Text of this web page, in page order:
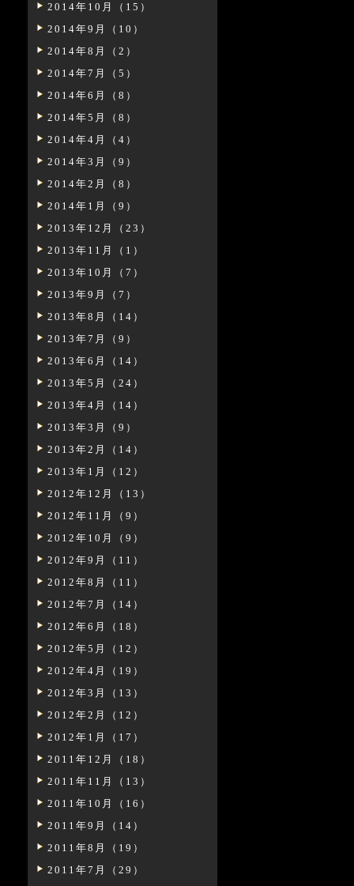
2014年10月（15）
2014年9月（10）
2014年8月（2）
2014年7月（5）
2014年6月（8）
2014年5月（8）
2014年4月（4）
2014年3月（9）
2014年2月（8）
2014年1月（9）
2013年12月（23）
2013年11月（1）
2013年10月（7）
2013年9月（7）
2013年8月（14）
2013年7月（9）
2013年6月（14）
2013年5月（24）
2013年4月（14）
2013年3月（9）
2013年2月（14）
2013年1月（12）
2012年12月（13）
2012年11月（9）
2012年10月（9）
2012年9月（11）
2012年8月（11）
2012年7月（14）
2012年6月（18）
2012年5月（12）
2012年4月（19）
2012年3月（13）
2012年2月（12）
2012年1月（17）
2011年12月（18）
2011年11月（13）
2011年10月（16）
2011年9月（14）
2011年8月（19）
2011年7月（29）